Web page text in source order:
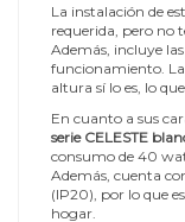
La instalación de
requerida, pero no
Además, incluye
funcionamiento. La
altura sí lo es, lo
En cuanto a sus
serie CELESTE
consumo de 40
Además, cuenta
(IP20), por lo que
hogar.